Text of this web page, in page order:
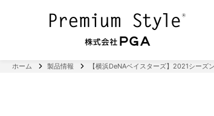
ホーム 製品情報 【横浜DeNAベイスターズ】2021シーズ